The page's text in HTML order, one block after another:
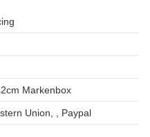
Markenbox
Union, , Paypal